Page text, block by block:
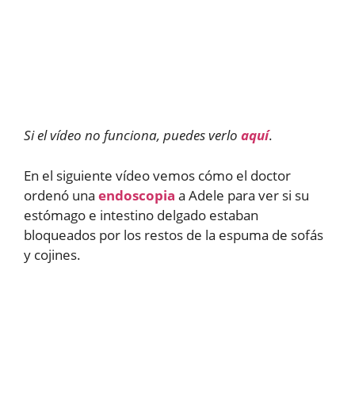
Si el vídeo no funciona, puedes verlo aquí.
En el siguiente vídeo vemos cómo el doctor
ordenó una endoscopia a Adele para ver si su
estómago e intestino delgado estaban
bloqueados por los restos de la espuma de sofás
y cojines.